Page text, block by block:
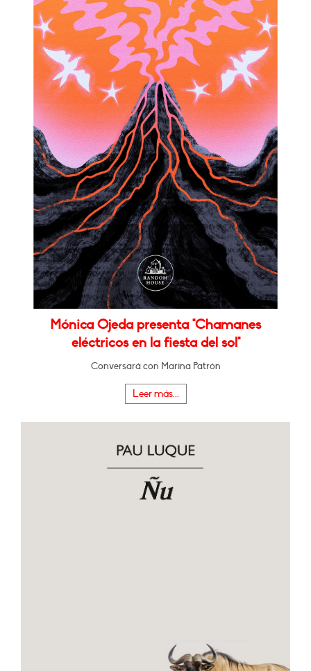
Mónica Ojeda presenta "Chamanes
eléctricos en la fiesta del sol"
Conversará con Marina Patrón
Leer más...